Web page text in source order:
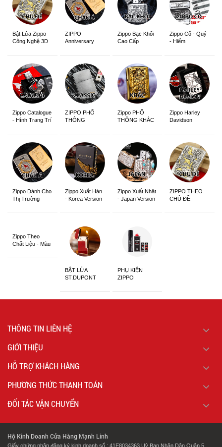
Bật Lửa Zippo
Công Nghệ 3D
ZIPPO
Anniversary
Zippo Bạc Khối
Cao Cấp
Zippo Cổ - Quý
- Hiếm
Zippo Catalogue
- Hình Trang Trí
ZIPPO PHỔ
THÔNG
Zippo PHỔ
THÔNG KHẮC
Zippo Harley
Davidson
Zippo Dành Cho
Thị Trường
Zippo Xuất Hàn
- Korea Version
Zippo Xuất Nhật
- Japan Version
ZIPPO THEO
CHỦ ĐỀ
Zippo Theo
Chất Liệu - Màu
BẬT LỬA
ST.DUPONT
PHỤ KIỆN
ZIPPO
THÔNG TIN LIÊN HỆ
GIỚI THIỆU
HỖ TRỢ KHÁCH HÀNG
PHƯƠNG THỨC THANH TOÁN
ĐỐI TÁC VẬN CHUYỂN
Hộ Kinh Doanh Cửa Hàng Mạnh Linh
Giấy chứng nhận đăng ký kinh doanh số : 41E8034363 Uỷ Ban Nhân Dân Quận 5